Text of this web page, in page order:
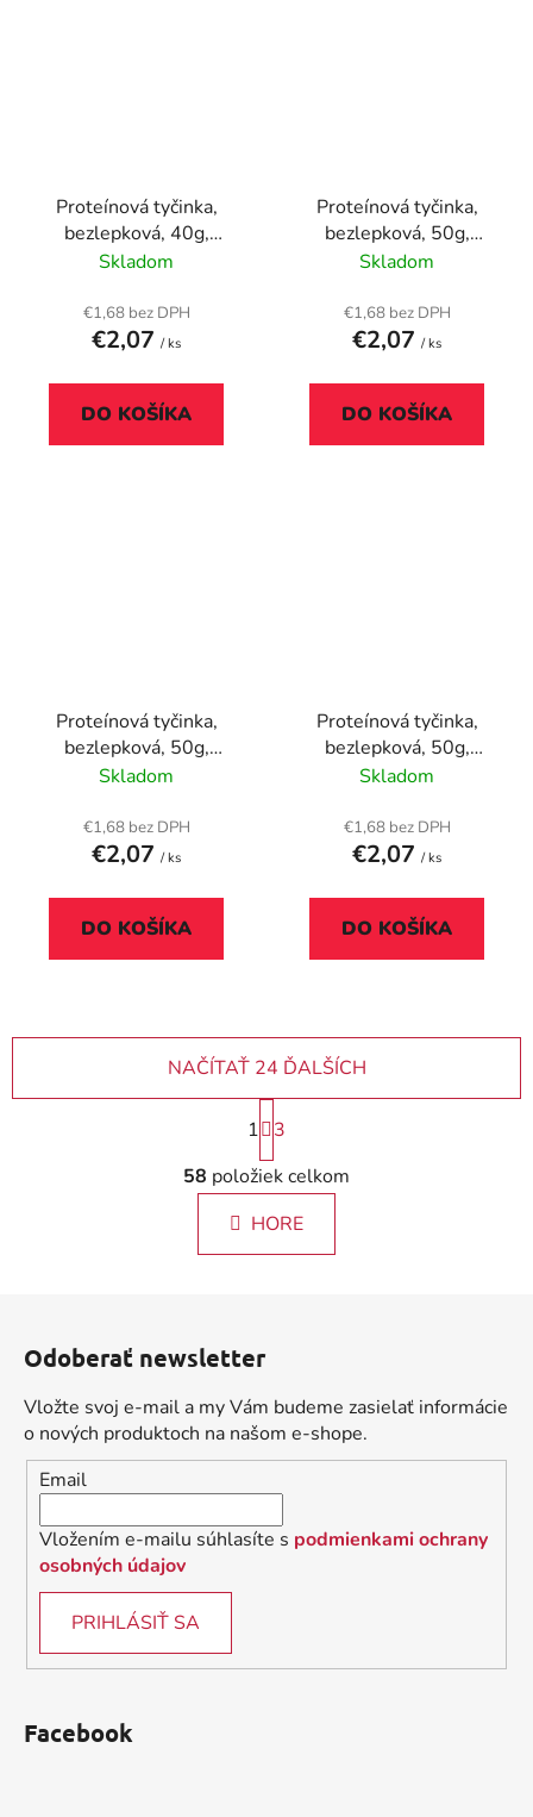
Proteínová tyčinka,
bezlepková, 40g,
BIOTECH USA, "Crispy"
Skladom
€1,68 bez DPH
€2,07 / ks
DO KOŠÍKA
Proteínová tyčinka,
bezlepková, 50g,
BIOTECH USA "Zero
Skladom
€1,68 bez DPH
€2,07 / ks
DO KOŠÍKA
Proteínová tyčinka,
bezlepková, 50g,
BIOTECH USA "Zero
Skladom
€1,68 bez DPH
€2,07 / ks
DO KOŠÍKA
Proteínová tyčinka,
bezlepková, 50g,
BIOTECH USA "Zero
Skladom
€1,68 bez DPH
€2,07 / ks
DO KOŠÍKA
O
v
l
á
d
e
p
r
v
k
y
v
ý
NAČÍTAŤ 24 ĎALŠÍCH
S
t
r
á
n
k
e
1
3
58 položiek celkom
HORE
Odoberať newsletter
Vložte svoj e-mail a my Vám budeme zasielať informácie
o nových produktoch na našom e-shope.
Email
Vložením e-mailu súhlasíte s podmienkami ochrany
osobných údajov
PRIHLÁSIŤ SA
Facebook